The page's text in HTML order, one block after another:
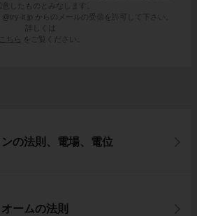
意したものとみなします。
@try-it.jp からのメールの受信を許可して下さい。
詳しくは
こちら
をご覧ください。
の法則、電場、電位
ームの法則